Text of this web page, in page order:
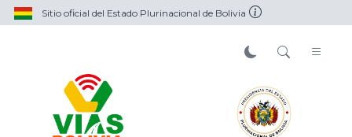
Sitio oficial del Estado Plurinacional de Bolivia